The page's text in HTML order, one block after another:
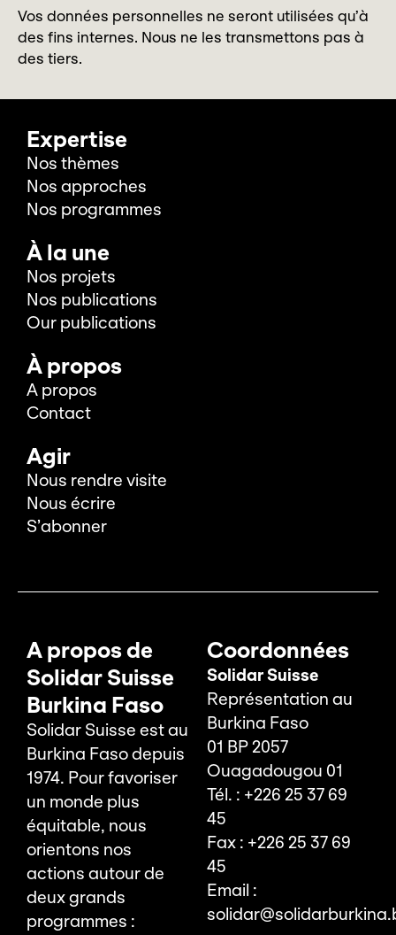
Vos données personnelles ne seront utilisées qu’à
des fins internes. Nous ne les transmettons pas à
des tiers.
Expertise
Nos thèmes
Nos approches
Nos programmes
À la une
Nos projets
Nos publications
Our publications
À propos
A propos
Contact
Agir
Nous rendre visite
Nous écrire
S’abonner
A propos de
Solidar Suisse
Burkina Faso
Solidar Suisse est au
Burkina Faso depuis
1974. Pour favoriser
un monde plus
équitable, nous
orientons nos
actions autour de
deux grands
programmes :
Coordonnées
Solidar Suisse
Représentation au
Burkina Faso
01 BP 2057
Ouagadougou 01
Tél. : +226 25 37 69
45
Fax : +226 25 37 69
45
Email :